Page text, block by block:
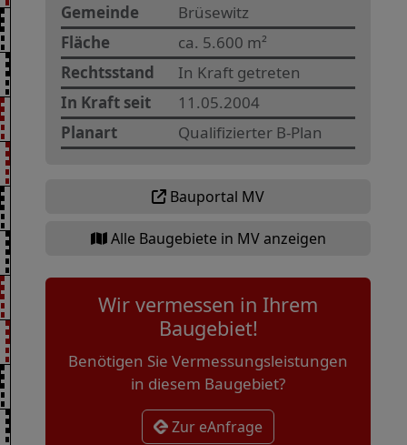
Gemeinde
Brüsewitz
Fläche
ca. 5.600 m²
Rechtsstand
In Kraft getreten
In Kraft seit
11.05.2004
Planart
Qualifizierter B-Plan
Bauportal MV
Alle Baugebiete in MV anzeigen
Wir vermessen in Ihrem
Baugebiet!
Benötigen Sie Vermessungsleistungen
in diesem Baugebiet?
Zur eAnfrage